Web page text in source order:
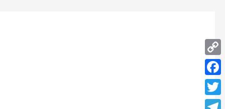
Copy
Link